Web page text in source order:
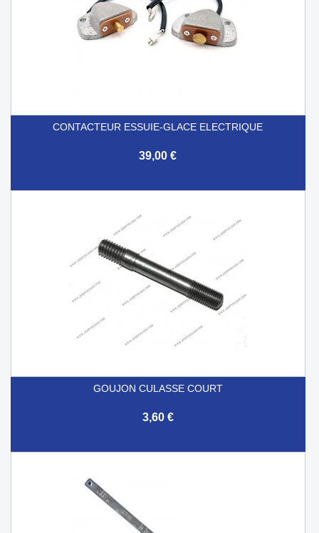
CONTACTEUR ESSUIE-GLACE ELECTRIQUE
39,00 €
GOUJON CULASSE COURT
3,60 €